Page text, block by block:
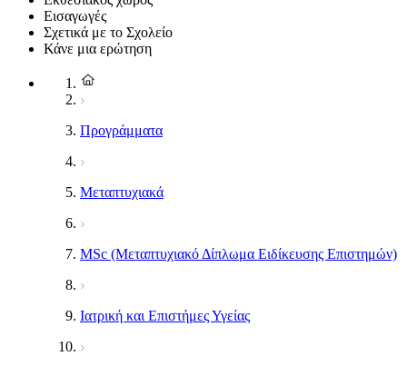
Εισαγωγές
Σχετικά με το Σχολείο
Κάνε μια ερώτηση
Προγράμματα
Μεταπτυχιακά
MSc (Μεταπτυχιακό Δίπλωμα Ειδίκευσης Επιστημών)
Ιατρική και Επιστήμες Υγείας